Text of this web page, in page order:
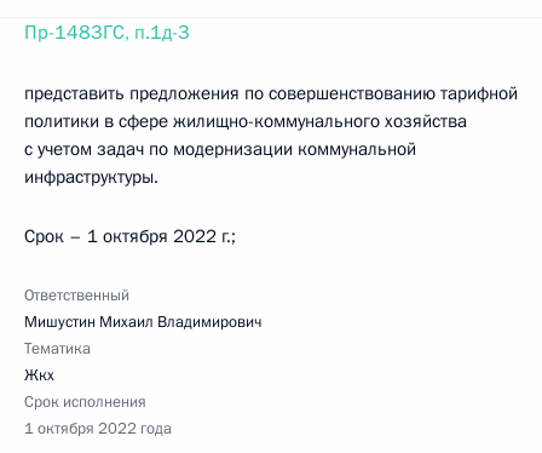
Пр-1483ГС, п.1д-3
представить предложения по совершенствованию тарифной
политики в сфере жилищно-коммунального хозяйства
с учетом задач по модернизации коммунальной
инфраструктуры.
Срок – 1 октября 2022 г.;
Ответственный
Мишустин Михаил Владимирович
Тематика
Жкх
Срок исполнения
1 октября 2022 года